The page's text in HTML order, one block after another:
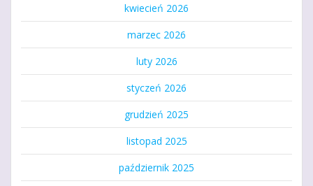
kwiecień 2026
marzec 2026
luty 2026
styczeń 2026
grudzień 2025
listopad 2025
październik 2025